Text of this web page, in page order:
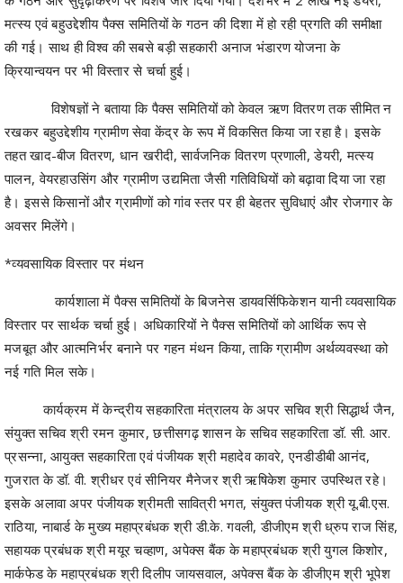
मत्स्य एवं बहुउद्देशीय पैक्स समितियों के गठन की दिशा में हो रही प्रगति की समीक्षा
की गई। साथ ही विश्व की सबसे बड़ी सहकारी अनाज भंडारण योजना के
क्रियान्वयन पर भी विस्तार से चर्चा हुई।
विशेषज्ञों ने बताया कि पैक्स समितियों को केवल ऋण वितरण तक सीमित न
रखकर बहुउद्देशीय ग्रामीण सेवा केंद्र के रूप में विकसित किया जा रहा है। इसके
तहत खाद-बीज वितरण, धान खरीदी, सार्वजनिक वितरण प्रणाली, डेयरी, मत्स्य
पालन, वेयरहाउसिंग और ग्रामीण उद्यमिता जैसी गतिविधियों को बढ़ावा दिया जा रहा
है। इससे किसानों और ग्रामीणों को गांव स्तर पर ही बेहतर सुविधाएं और रोजगार के
अवसर मिलेंगे।
*व्यवसायिक विस्तार पर मंथन
कार्यशाला में पैक्स समितियों के बिजनेस डायवर्सिफिकेशन यानी व्यवसायिक
विस्तार पर सार्थक चर्चा हुई। अधिकारियों ने पैक्स समितियों को आर्थिक रूप से
मजबूत और आत्मनिर्भर बनाने पर गहन मंथन किया, ताकि ग्रामीण अर्थव्यवस्था को
नई गति मिल सके।
कार्यक्रम में केन्द्रीय सहकारिता मंत्रालय के अपर सचिव श्री सिद्धार्थ जैन,
संयुक्त सचिव श्री रमन कुमार, छत्तीसगढ़ शासन के सचिव सहकारिता डॉ. सी. आर.
प्रसन्ना, आयुक्त सहकारिता एवं पंजीयक श्री महादेव कावरे, एनडीडीबी आनंद,
गुजरात के डॉ. वी. श्रीधर एवं सीनियर मैनेजर श्री ऋषिकेश कुमार उपस्थित रहे।
इसके अलावा अपर पंजीयक श्रीमती सावित्री भगत, संयुक्त पंजीयक श्री यू.बी.एस.
राठिया, नाबार्ड के मुख्य महाप्रबंधक श्री डी.के. गवली, डीजीएम श्री ध्रुप राज सिंह,
सहायक प्रबंधक श्री मयूर चव्हाण, अपेक्स बैंक के महाप्रबंधक श्री युगल किशोर,
मार्कफेड के महाप्रबंधक श्री दिलीप जायसवाल, अपेक्स बैंक के डीजीएम श्री भूपेश